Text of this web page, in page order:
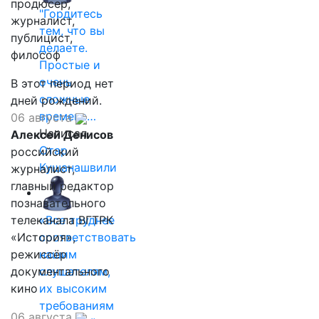
"Гордитесь
тем, что вы
делаете.
Простые и
очень
сложные
времена…
Написал
Отар
Кушанашвили
«Все труднее
соответствовать
нашим
слушателям,
их высоким
требованиям
продюсер,
журналист,
публицист,
философ
В этот период нет
дней рождений.
06 августа
Алексей Денисов
российский
журналист,
главный редактор
познавательного
телеканала ВГТРК
«История»,
режиссёр
документального
кино